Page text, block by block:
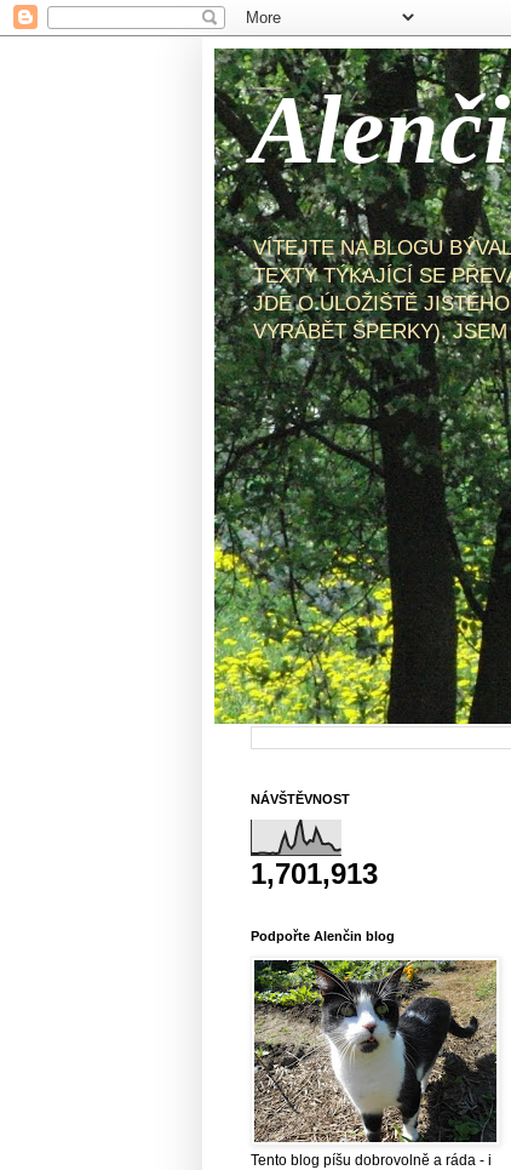
VÍTEJTE NA BLOGU
TEXTY TÝKAJÍCÍ SE
JDE O ÚLOŽIŠTĚ
VYRÁBĚT ŠPERKY).
NÁVŠTĚVNOST
1,701,913
Podpořte Alenčin blog
Tento blog píšu dobrovolně a ráda - i